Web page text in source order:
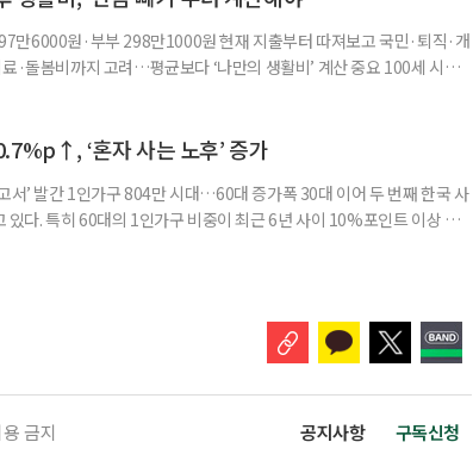
만6000원·부부 298만1000원 현재 지출부터 따져보고 국민·퇴직·개
·돌봄비까지 고려…평균보다 ‘나만의 생활비’ 계산 중요 100세 시대
고은 하나금융연구소 하나더넥스트연구센터 수석연구원은 은퇴
‘혼자 사는 노후’ 증가
서’ 발간 1인가구 804만 시대…60대 증가폭 30대 이어 두 번째 한국 사
있다. 특히 60대의 1인가구 비중이 최근 6년 사이 10%포인트 이상 상
금지 공지사항 구독신청